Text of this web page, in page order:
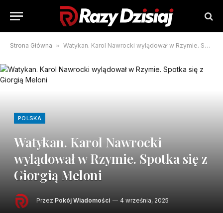
Strona Główna » Watykan. Karol Nawrocki wylądował w Rzymie. Spotka się z Giorgią Meloni
POLSKA
Watykan. Karol Nawrocki
wylądował w Rzymie. Spotka się z
Giorgią Meloni
Przez Pokój Wiadomości 4 września, 2025